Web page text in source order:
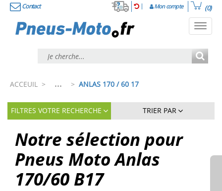
Contact Mon compte (0)
ACCEUIL > ... > ANLAS 170 / 60 17
FILTRES VOTRE RECHERCHE TRIER PAR
Notre sélection pour
Pneus Moto Anlas
170/60 B17